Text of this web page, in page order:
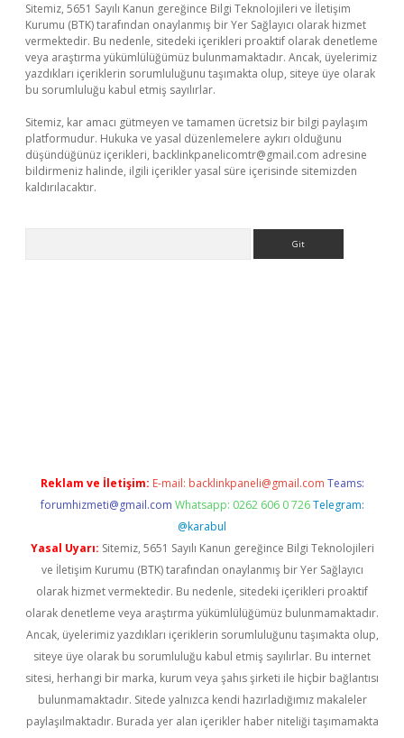
Sitemiz, 5651 Sayılı Kanun gereğince Bilgi Teknolojileri ve İletişim
Kurumu (BTK) tarafından onaylanmış bir Yer Sağlayıcı olarak hizmet
vermektedir. Bu nedenle, sitedeki içerikleri proaktif olarak denetleme
veya araştırma yükümlülüğümüz bulunmamaktadır. Ancak, üyelerimiz
yazdıkları içeriklerin sorumluluğunu taşımakta olup, siteye üye olarak
bu sorumluluğu kabul etmiş sayılırlar.
Sitemiz, kar amacı gütmeyen ve tamamen ücretsiz bir bilgi paylaşım
platformudur. Hukuka ve yasal düzenlemelere aykırı olduğunu
düşündüğünüz içerikleri, backlinkpanelicomtr@gmail.com adresine
bildirmeniz halinde, ilgili içerikler yasal süre içerisinde sitemizden
kaldırılacaktır.
Reklam ve İletişim: E-mail: backlinkpaneli@gmail.com Teams:
forumhizmeti@gmail.com Whatsapp: 0262 606 0 726 Telegram:
@karabul
Yasal Uyarı: Sitemiz, 5651 Sayılı Kanun gereğince Bilgi Teknolojileri
ve İletişim Kurumu (BTK) tarafından onaylanmış bir Yer Sağlayıcı
olarak hizmet vermektedir. Bu nedenle, sitedeki içerikleri proaktif
olarak denetleme veya araştırma yükümlülüğümüz bulunmamaktadır.
Ancak, üyelerimiz yazdıkları içeriklerin sorumluluğunu taşımakta olup,
siteye üye olarak bu sorumluluğu kabul etmiş sayılırlar. Bu internet
sitesi, herhangi bir marka, kurum veya şahıs şirketi ile hiçbir bağlantısı
bulunmamaktadır. Sitede yalnızca kendi hazırladığımız makaleler
paylaşılmaktadır. Burada yer alan içerikler haber niteliği taşımamakta